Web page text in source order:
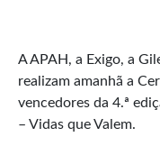
A APAH, a Exigo, a
realizam amanhã a
vencedores da 4.ª
– Vidas que Valem.